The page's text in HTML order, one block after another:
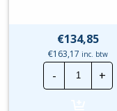
€134,85
€163,17 inc. btw
-
Eaton
xEffect
FRB6
+